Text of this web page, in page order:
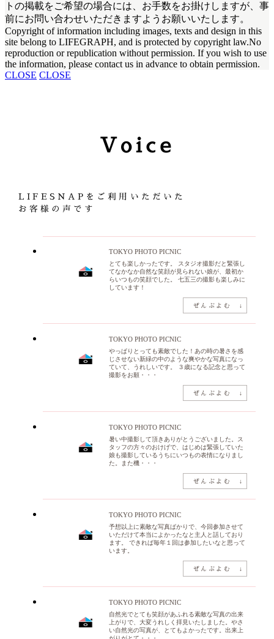
トの掲載をご希望の場合には、 お手数をお掛けしますが、 事
前にお問い合わせいただきますよう お願いいたします。
Copyright of information including images, texts and design in this
site belong to LIFEGRAPH, and is protected by copyright law.No
reproduction or republication without permission. If you wish to use
the information, please contact us in advance to obtain permission.
CLOSE CLOSE
Voice
LIFESNAPを ご利用いただいた
お客様の声です
TOKYO PHOTO PICNIC
とても楽しかったです。 スタジオ撮影だと緊張し
てなかなか自然な笑顔が見られない娘が、最初か
らいつもの笑顔でした。 七五三の撮影も楽しみに
しています！
TOKYO PHOTO PICNIC
やっぱりとっても素敵でした！あの時の暑さを感
じさせない新緑の中のような爽やかな写真になっ
ていて、うれしいです。 ３歳になる記念と思って
撮影をお願・・・
TOKYO PHOTO PICNIC
暑い中撮影して頂きありがとうございました。ス
タッフの方々のおけげで、はじめは緊張していた
娘も撮影しているうちにいつもの表情になりまし
た。また機・・・
TOKYO PHOTO PICNIC
予想以上に素敵な写真ばかりで、今回参加させて
いただけて本当によかったなと主人と話しており
ます。 できれば毎年１回は参加したいなと思って
います。
TOKYO PHOTO PICNIC
自然光でとても笑顔があふれる素敵な写真の出来
上がりで、大変うれしく拝見いたしました。やさ
い自然光の写真が、とてもよかったです。出来上